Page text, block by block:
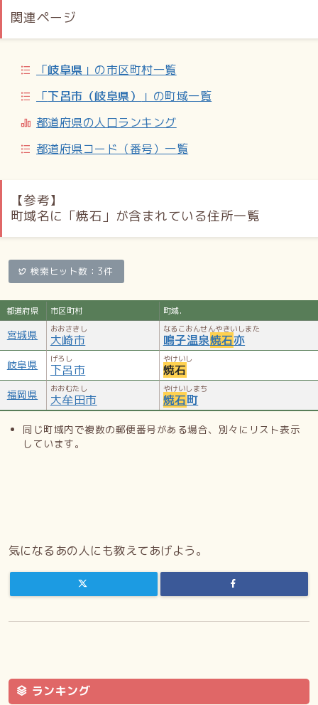
関連ページ
「岐阜県 」の市区町村一覧
「下呂市（岐阜県）
」の町域一覧
都道府県の人口ランキング
都道府県コード（番号）一覧
【参考】
町域名に「焼石」が含まれている住所一覧
検索ヒット数：3件
都道府県 市区町村 町域.
宮城県 おおさきし
大崎市
なるこおんせんやきいしまた
鳴子温泉焼石亦
岐阜県 げろし
下呂市
やけいし
焼石
福岡県 おおむたし
大牟田市
やけいしまち
焼石町
同じ町域内で複数の郵便番号がある場合、別々にリスト表示
しています。
気になるあの人にも教えてあげよう。
ランキング